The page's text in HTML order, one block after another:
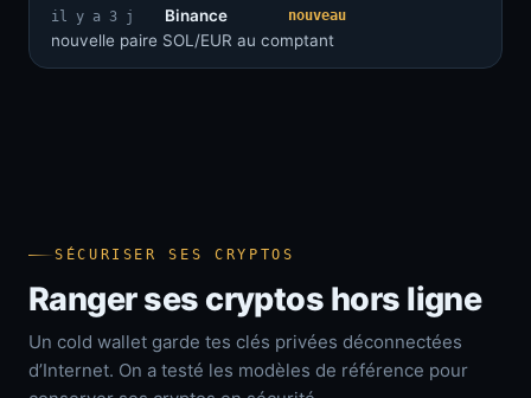
il y a 3 j
Binance
nouvelle paire SOL/EUR au comptant
nouveau
SÉCURISER SES CRYPTOS
Ranger ses cryptos hors ligne
Un cold wallet garde tes clés privées déconnectées
d’Internet. On a testé les modèles de référence pour